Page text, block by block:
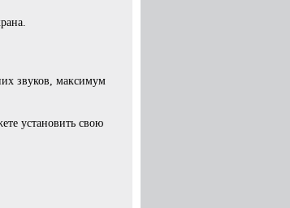
звуков, максимум
установить свою